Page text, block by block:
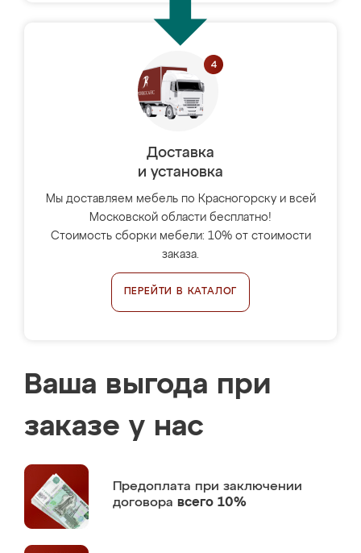
Доставка
и установка
Мы доставляем мебель по Красногорску и всей
Московской области бесплатно!
Стоимость сборки мебели: 10% от стоимости
заказа.
ПЕРЕЙТИ В КАТАЛОГ
Ваша выгода при
заказе у нас
Предоплата при заключении
договора всего 10%